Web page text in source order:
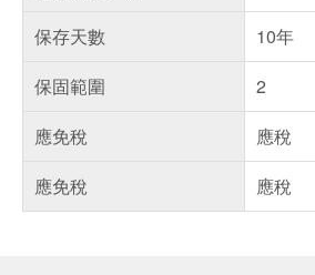
保存天數
10年
保固範圍
2
應免稅
應稅
應免稅
應稅